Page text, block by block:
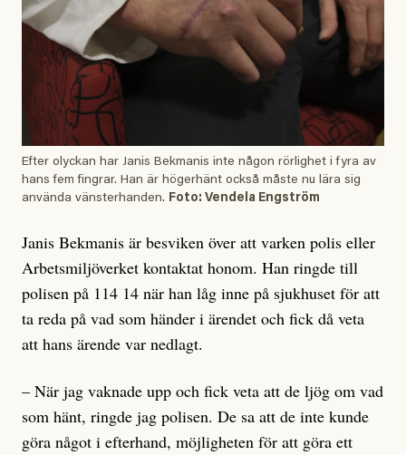
Efter olyckan har Janis Bekmanis inte någon rörlighet i fyra av
hans fem fingrar. Han är högerhänt också måste nu lära sig
använda vänsterhanden. Foto: Vendela Engström
Janis Bekmanis är besviken över att varken polis eller
Arbetsmiljöverket kontaktat honom. Han ringde till
polisen på 114 14 när han låg inne på sjukhuset för att
ta reda på vad som händer i ärendet och fick då veta
att hans ärende var nedlagt.
– När jag vaknade upp och fick veta att de ljög om vad
som hänt, ringde jag polisen. De sa att de inte kunde
göra något i efterhand, möjligheten för att göra ett